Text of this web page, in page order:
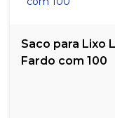
Saco para Lixo
Fardo com 100